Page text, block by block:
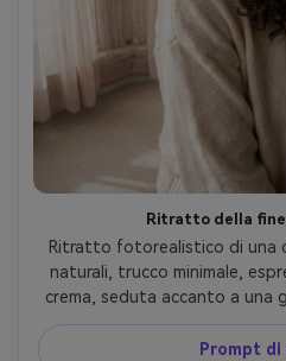
Ritratto della
Ritratto fotorealistico di una
naturali, trucco minimale,
crema, seduta accanto a una
trasparenti, morbida luce
dolce caduta dell'ombra, Sony
Prompt di